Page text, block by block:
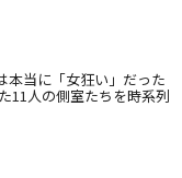
本当に「女狂い」だった
11人の側室たちを時系列